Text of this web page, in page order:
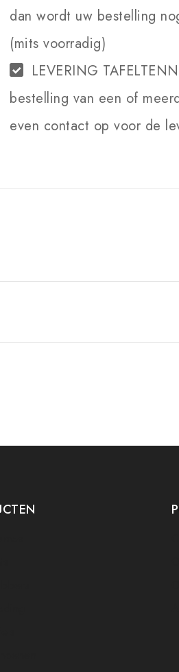
dan wordt uw bestelling
(mits voorradig)
LEVERING
bestelling van een of
even contact op voor de